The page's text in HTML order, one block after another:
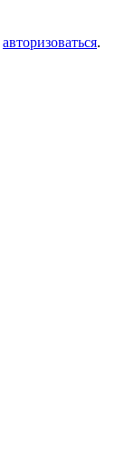
авторизоваться.